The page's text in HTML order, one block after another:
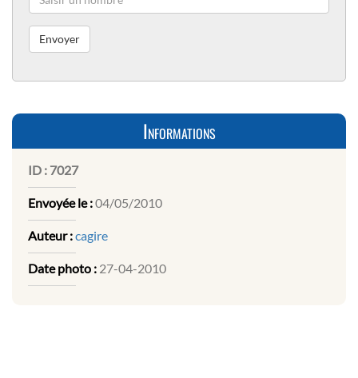
Informations
ID : 7027
Envoyée le :04/05/2010
Auteur :cagire
Date photo : 27-04-2010